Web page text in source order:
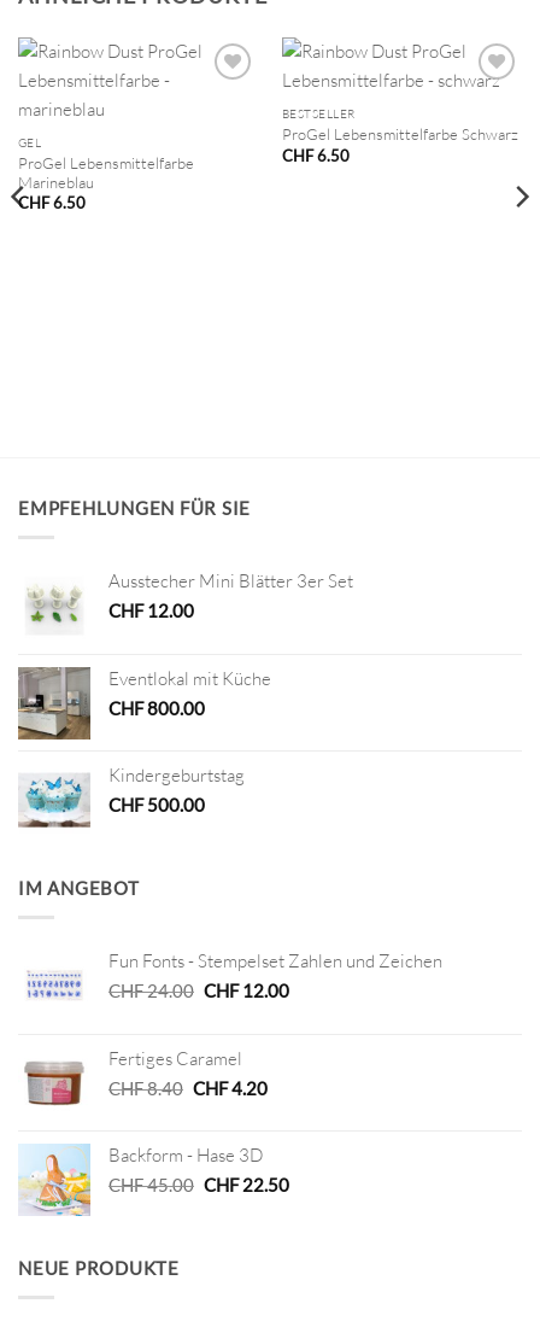
GEL
ProGel Lebensmittelfarbe
Marineblau
CHF6.50
BESTSELLER
ProGel Lebensmittelfarbe Schwarz
CHF6.50
EMPFEHLUNGEN FÜR SIE
Ausstecher Mini Blätter 3er Set
CHF12.00
Eventlokal mit Küche
CHF800.00
Kindergeburtstag
CHF500.00
IM ANGEBOT
Fun Fonts - Stempelset Zahlen und Zeichen
CHF24.00 Ursprünglicher
CHF 24.00
CHF12.00Aktueller
Fertiges Caramel
CHF8.40 Ursprünglicher
CHF 8.40
CHF4.20Aktueller
Backform - Hase 3D
CHF45.00 Ursprünglicher
CHF22.50Aktueller
NEUE PRODUKTE